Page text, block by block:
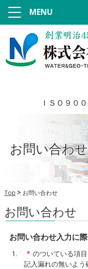
ＩＳＯ９０
MENU
お問い合わせ
Top お問い合わせ
お問い合わせ
お問い合わせ入力に
* のついている項目
記入漏れの無いよう